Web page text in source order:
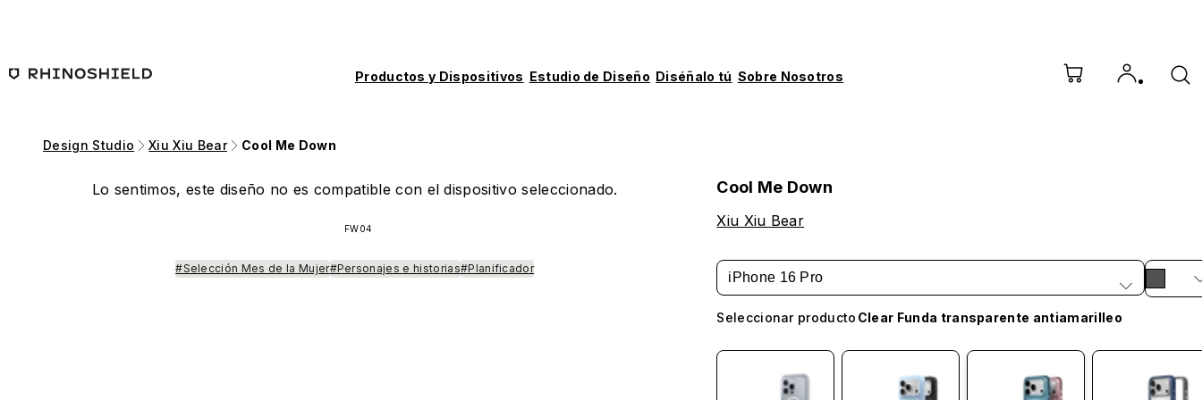
Productos y Dispositivos Estudio de Diseño Diséñalo tú Sobre Nosotros
Design Studio Xiu Xiu Bear Cool Me Down
Lo sentimos, este diseño no es compatible con el dispositivo seleccionado.
FW04
#Selección Mes de la Mujer#Personajes e historias#Planificador
Cool Me Down
Xiu Xiu Bear
iPhone 16 Pro
Seleccionar producto Clear Funda transparente antiamarilleo